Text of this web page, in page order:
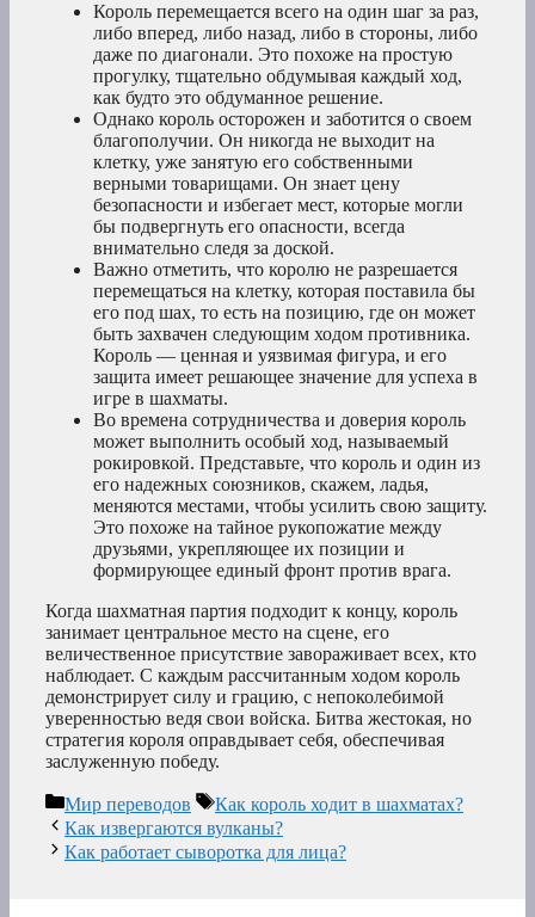
Король перемещается всего на один шаг за раз,
либо вперед, либо назад, либо в стороны, либо
даже по диагонали. Это похоже на простую
прогулку, тщательно обдумывая каждый ход,
как будто это обдуманное решение.
Однако король осторожен и заботится о своем
благополучии. Он никогда не выходит на
клетку, уже занятую его собственными
верными товарищами. Он знает цену
безопасности и избегает мест, которые могли
бы подвергнуть его опасности, всегда
внимательно следя за доской.
Важно отметить, что королю не разрешается
перемещаться на клетку, которая поставила бы
его под шах, то есть на позицию, где он может
быть захвачен следующим ходом противника.
Король — ценная и уязвимая фигура, и его
защита имеет решающее значение для успеха в
игре в шахматы.
Во времена сотрудничества и доверия король
может выполнить особый ход, называемый
рокировкой. Представьте, что король и один из
его надежных союзников, скажем, ладья,
меняются местами, чтобы усилить свою защиту.
Это похоже на тайное рукопожатие между
друзьями, укрепляющее их позиции и
формирующее единый фронт против врага.
Когда шахматная партия подходит к концу, король
занимает центральное место на сцене, его
величественное присутствие завораживает всех, кто
наблюдает. С каждым рассчитанным ходом король
демонстрирует силу и грацию, с непоколебимой
уверенностью ведя свои войска. Битва жестокая, но
стратегия короля оправдывает себя, обеспечивая
заслуженную победу.
Рубрики
Мир переводов Метки
Как король ходит в шахматах?
Как извергаются вулканы?
Как работает сыворотка для лица?